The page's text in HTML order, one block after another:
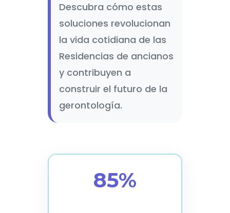
Descubra cómo estas
soluciones revolucionan
la vida cotidiana de las
Residencias de ancianos
y contribuyen a
construir el futuro de la
gerontología.
85%